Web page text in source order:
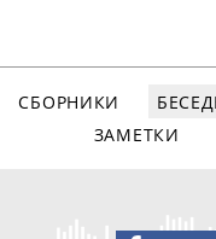
СБОРНИКИ
ЗАМЕТКИ